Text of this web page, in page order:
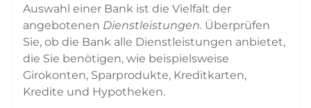
Auswahl einer Bank ist die Vielfalt der
angebotenen Dienstleistungen. Überprüfen
Sie, ob die Bank alle Dienstleistungen anbietet,
die Sie benötigen, wie beispielsweise
Girokonten, Sparprodukte, Kreditkarten,
Kredite und Hypotheken.